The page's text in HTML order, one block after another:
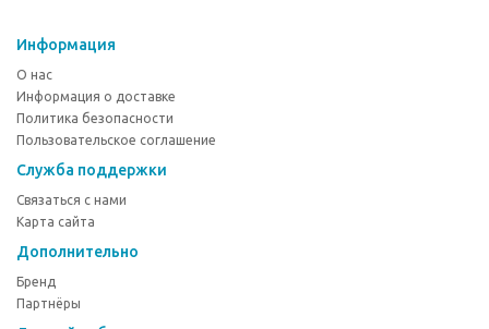
Информация
О нас
Информация о доставке
Политика безопасности
Пользовательское соглашение
Служба поддержки
Связаться с нами
Карта сайта
Дополнительно
Бренд
Партнёры